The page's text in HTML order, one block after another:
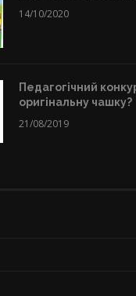
14/10/2020
Педагогічний
оригінальну чашку?
21/08/2019